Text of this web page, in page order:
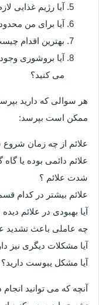
آیا رژیم غذایی
آیا برای من
بهترین اقدام
آیا بروشوری
می کنید؟
هر سوالی که دارید
ممکن است بپرسد:
علائم از چه زمان شروع
علائم دائمی بوده یا
شدت علائم ؟
علائم بیشتر در کدام
آیا بهبودی در علائم
چه عاملی باعث تشدید
آیا مشکلات دیگری نیز
آیا مشکل یبوست دارید؟
آنچه که می توانید